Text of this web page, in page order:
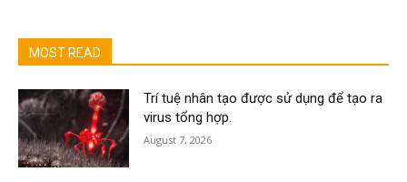
MOST READ
Trí tuệ nhân tạo được sử dụng để tạo ra
virus tổng hợp.
August 7, 2026